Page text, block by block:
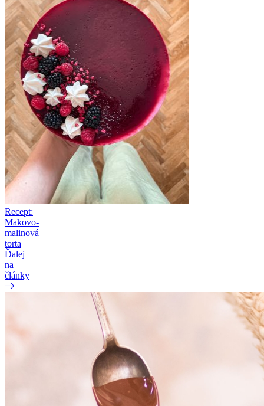
Recept:
Makovo-
malinová
torta
Ďalej
na
články